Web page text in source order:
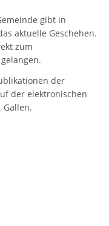
gibt in
aktuelle Geschehen.
zum
der
der elektronischen
Gallen.